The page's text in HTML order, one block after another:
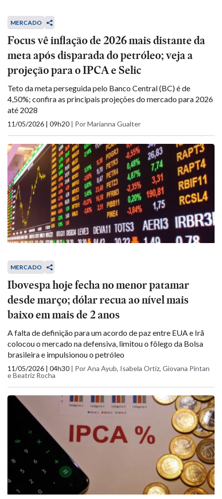
MERCADO
Focus vê inflação de 2026 mais distante da
meta após disparada do petróleo; veja a
projeção para o IPCA e Selic
Teto da meta perseguida pelo Banco Central (BC) é de
4,50%; confira as principais projeções do mercado para 2026
até 2028
11/05/2026 | 09h20 | Por Marianna Gualter
MERCADO
Ibovespa hoje fecha no menor patamar
desde março; dólar recua ao nível mais
baixo em mais de 2 anos
A falta de definição para um acordo de paz entre EUA e Irã
colocou o mercado na defensiva, limitou o fôlego da Bolsa
brasileira e impulsionou o petróleo
11/05/2026 | 04h30 | Por Ana Ayub, Isabela Ortiz, Giovana Pintan
e Beatriz Rocha